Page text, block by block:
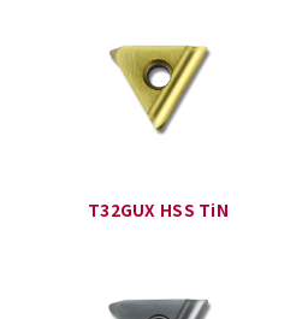
T32GUX HSS TiN